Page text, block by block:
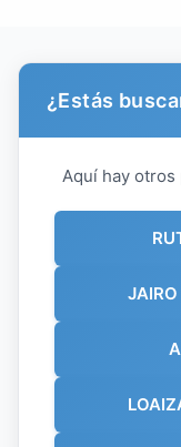
¿Estás
Aquí hay
JAIRO